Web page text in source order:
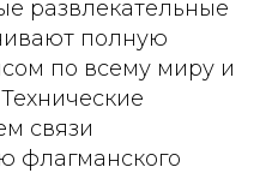
развлекательные
полную
по всему миру и
связи
флагманского